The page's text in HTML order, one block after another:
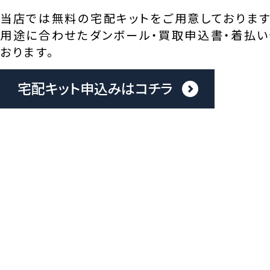
当店では無料の宅配キットをご用意しております
用途に合わせたダンボール・買取申込書・着払
おります。
宅配キット申込みはコチラ